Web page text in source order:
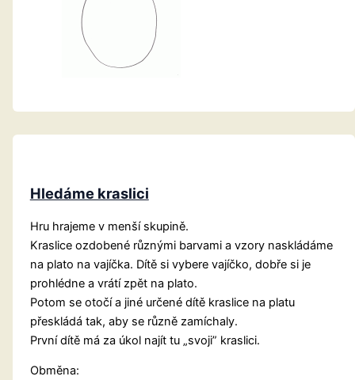
Hledáme kraslici
Hru hrajeme v menší skupině.
Kraslice ozdobené různými barvami a vzory naskládáme
na plato na vajíčka. Dítě si vybere vajíčko, dobře si je
prohlédne a vrátí zpět na plato.
Potom se otočí a jiné určené dítě kraslice na platu
přeskládá tak, aby se různě zamíchaly.
První dítě má za úkol najít tu „svoji” kraslici.
Obměna: